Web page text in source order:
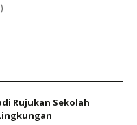
Rujukan Sekolah